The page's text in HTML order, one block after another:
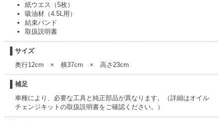
紙ウエス（5枚）
吸油材（4.5L用）
結束バンド
取扱説明書
サイズ
奥行12cm × 横37cm × 高さ23cm
補足
車種により、必要な工具と純正部品が異なります。（詳細はオイル
チェンジキットの取扱説明書をご確認ください。）